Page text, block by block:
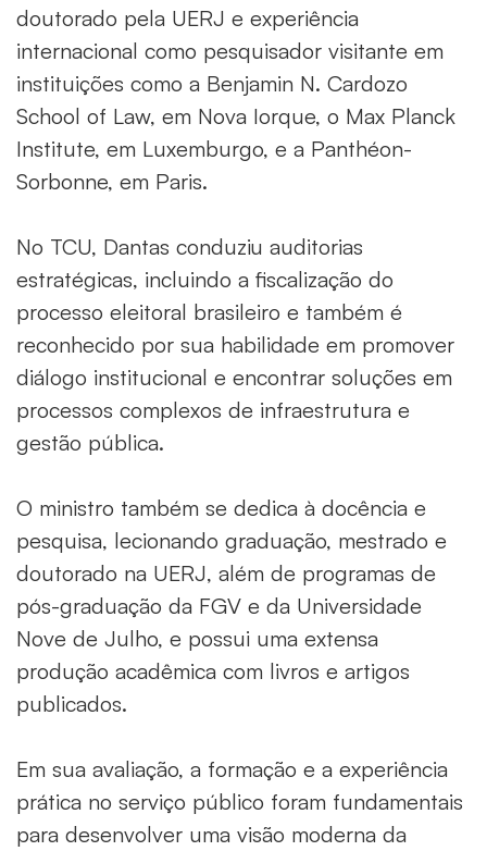
doutorado pela UERJ e experiência
internacional como pesquisador visitante em
instituições como a Benjamin N. Cardozo
School of Law, em Nova Iorque, o Max Planck
Institute, em Luxemburgo, e a Panthéon-
Sorbonne, em Paris.
No TCU, Dantas conduziu auditorias
estratégicas, incluindo a fiscalização do
processo eleitoral brasileiro e também é
reconhecido por sua habilidade em promover
diálogo institucional e encontrar soluções em
processos complexos de infraestrutura e
gestão pública.
O ministro também se dedica à docência e
pesquisa, lecionando graduação, mestrado e
doutorado na UERJ, além de programas de
pós-graduação da FGV e da Universidade
Nove de Julho, e possui uma extensa
produção acadêmica com livros e artigos
publicados.
Em sua avaliação, a formação e a experiência
prática no serviço público foram fundamentais
para desenvolver uma visão moderna da